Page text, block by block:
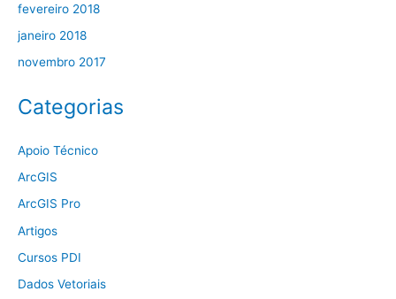
fevereiro 2018
janeiro 2018
novembro 2017
Categorias
Apoio Técnico
ArcGIS
ArcGIS Pro
Artigos
Cursos PDI
Dados Vetoriais